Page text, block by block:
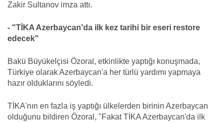
Zakir Sultanov imza attı.
- "TİKA Azerbaycan'da ilk kez tarihi bir eseri restore
edecek"
Bakü Büyükelçisi Özoral, etkinlikte yaptığı konuşmada,
Türkiye olarak Azerbaycan'a her türlü yardımı yapmaya
hazır olduklarını söyledi.
TİKA'nın en fazla iş yaptığı ülkelerden birinin Azerbaycan
olduğunu bildiren Özoral, "Fakat TİKA Azerbaycan'da ilk